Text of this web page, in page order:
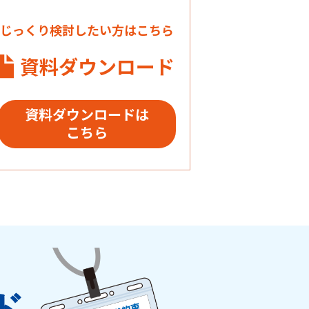
じっくり検討したい方はこちら
資料ダウンロード
資料ダウンロードは
こちら